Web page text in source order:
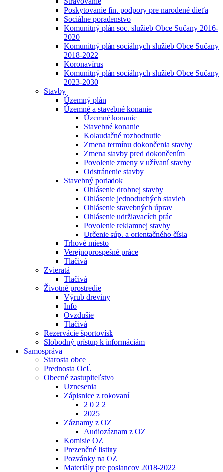
Poskytovanie fin. podpory pre narodené dieťa
Sociálne poradenstvo
Komunitný plán soc. služieb Obce Sučany 2016-
2020
Komunitný plán sociálnych služieb Obce Sučany
2018-2022
Koronavírus
Komunitný plán sociálnych služieb Obce Sučany
2023-2030
Stavby
Územný plán
Územné a stavebné konanie
Územné konanie
Stavebné konanie
Kolaudačné rozhodnutie
Zmena termínu dokončenia stavby
Zmena stavby pred dokončením
Povolenie zmeny v užívaní stavby
Odstránenie stavby
Stavebný poriadok
Ohlásenie drobnej stavby
Ohlásenie jednoduchých stavieb
Ohlásenie stavebných úprav
Ohlásenie udržiavacích prác
Povolenie reklamnej stavby
Určenie súp. a orientačného čísla
Trhové miesto
Verejnoprospešné práce
Tlačivá
Zvieratá
Tlačivá
Životné prostredie
Výrub dreviny
Info
Ovzdušie
Tlačivá
Rezervácie športovísk
Slobodný prístup k informáciám
Samospráva
Starosta obce
Prednosta OcÚ
Obecné zastupiteľstvo
Uznesenia
Zápisnice z rokovaní
2 0 2 2
2025
Záznamy z OZ
Audiozáznam z OZ
Komisie OZ
Prezenčné listiny
Pozvánky na OZ
Materiály pre poslancov 2018-2022